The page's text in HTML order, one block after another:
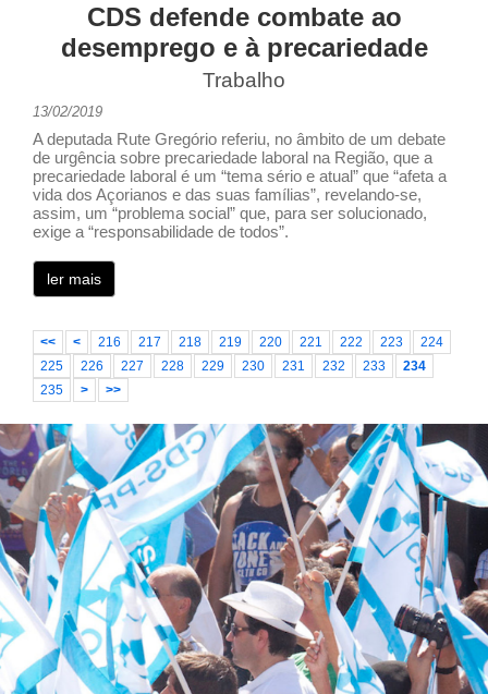
CDS defende combate ao
desemprego e à precariedade
Trabalho
13/02/2019
A deputada Rute Gregório referiu, no âmbito de um debate
de urgência sobre precariedade laboral na Região, que a
precariedade laboral é um “tema sério e atual” que “afeta a
vida dos Açorianos e das suas famílias”, revelando-se,
assim, um “problema social” que, para ser solucionado,
exige a “responsabilidade de todos”.
ler mais
<< < 216 217 218 219 220 221 222 223
224
225
226 227 228 229 230 231 232 233
234
235
> >>